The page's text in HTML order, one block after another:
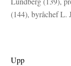
(144), byråchef L.
Upp